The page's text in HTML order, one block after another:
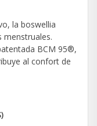
la boswellia
menstruales.
BCM 95®,
al confort de